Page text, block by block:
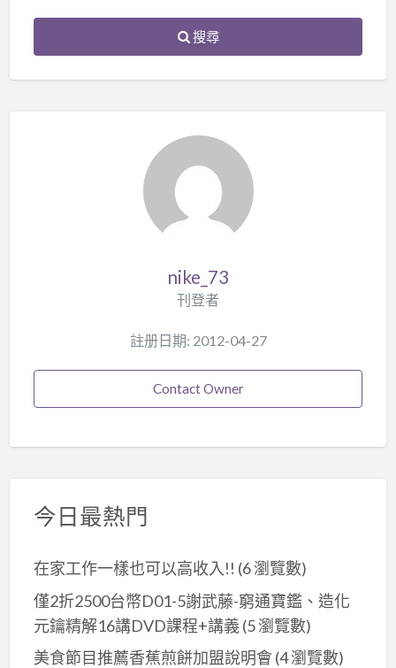
搜尋
nike_73
刊登者
註册日期: 2012-04-27
Contact Owner
今日最熱門
在家工作一樣也可以高收入!! (6 瀏覽數)
僅2折2500台幣D01-5謝武藤-窮通寶鑑、造化
元鑰精解16講DVD課程+講義 (5 瀏覽數)
美食節目推薦香蕉煎餅加盟說明會 (4 瀏覽數)